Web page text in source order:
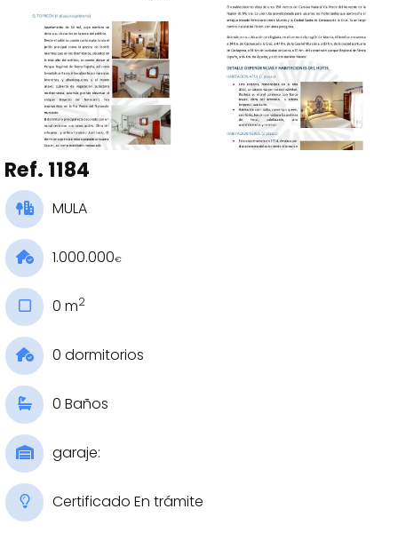
Ref. 1184
MULA
1.000.000€
0 m2
0 dormitorios
0 Baños
garaje:
Certificado En trámite